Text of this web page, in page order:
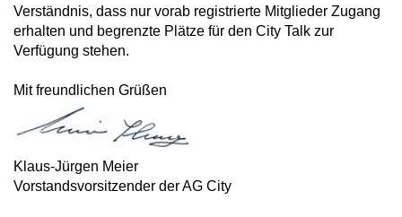
Verständnis, dass nur vorab registrierte Mitglieder Zugang
erhalten und begrenzte Plätze für den City Talk zur
Verfügung stehen.
Mit freundlichen Grüßen
Klaus-Jürgen Meier
Vorstandsvorsitzender der AG City